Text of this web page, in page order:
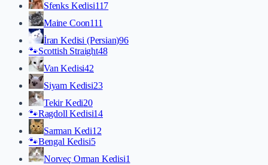
Sfenks Kedisi117
Maine Coon111
İran Kedisi (Persian)96
🐾Scottish Straight48
Van Kedisi42
Siyam Kedisi23
Tekir Kedi20
🐾Ragdoll Kedisi14
Sarman Kedi12
🐾Bengal Kedisi5
Norveç Orman Kedisi1